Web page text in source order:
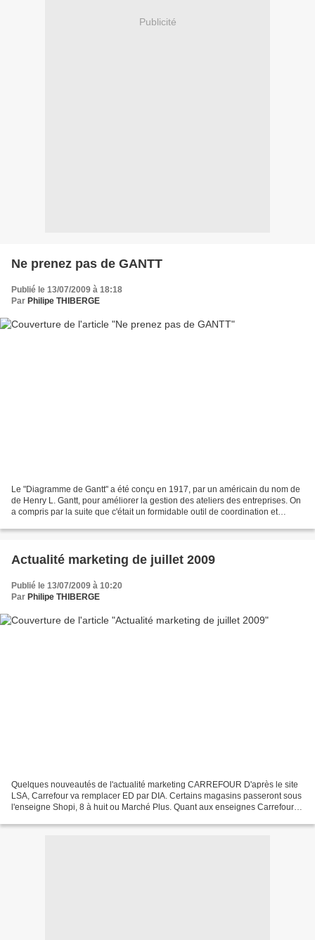
Publicité
Ne prenez pas de GANTT
Publié le 13/07/2009 à 18:18
Par Philipe THIBERGE
Le "Diagramme de Gantt" a été conçu en 1917, par un américain du nom de
de Henry L. Gantt, pour améliorer la gestion des ateliers des entreprises. On
a compris par la suite que c'était un formidable outil de coordination et
Actualité marketing de juillet 2009
Publié le 13/07/2009 à 10:20
Par Philipe THIBERGE
Quelques nouveautés de l'actualité marketing CARREFOUR D'après le site
LSA, Carrefour va remplacer ED par DIA. Certains magasins passeront sous
l'enseigne Shopi, 8 à huit ou Marché Plus. Quant aux enseignes Carrefour